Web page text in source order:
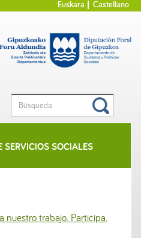
Euskara Castellano
SERVICIOS SOCIALES
nuestro trabajo. Participa.